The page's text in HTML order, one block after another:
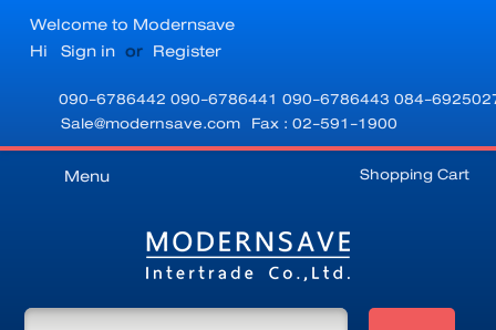
Welcome to Modernsave
Hi Sign in or Register
090-6786442 090-6786441 090-6786443 084-
Sale@modernsave.com Fax : 02-591-1900
Shopping Cart
Menu